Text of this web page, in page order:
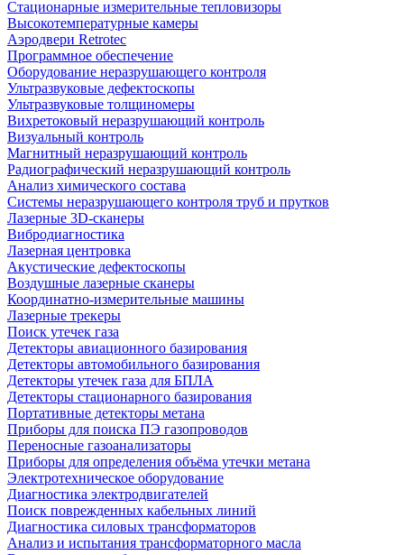
Стационарные измерительные тепловизоры
Высокотемпературные камеры
Аэродвери Retrotec
Программное обеспечение
Оборудование неразрушающего контроля
Ультразвуковые дефектоскопы
Ультразвуковые толщиномеры
Вихретоковый неразрушающий контроль
Визуальный контроль
Магнитный неразрушающий контроль
Радиографический неразрушающий контроль
Анализ химического состава
Системы неразрушающего контроля труб и прутков
Лазерные 3D-сканеры
Вибродиагностика
Лазерная центровка
Акустические дефектоскопы
Воздушные лазерные сканеры
Координатно-измерительные машины
Лазерные трекеры
Поиск утечек газа
Детекторы авиационного базирования
Детекторы автомобильного базирования
Детекторы утечек газа для БПЛА
Детекторы стационарного базирования
Портативные детекторы метана
Приборы для поиска ПЭ газопроводов
Переносные газоанализаторы
Приборы для определения объёма утечки метана
Электротехническое оборудование
Диагностика электродвигателей
Поиск поврежденных кабельных линий
Диагностика силовых трансформаторов
Анализ и испытания трансформаторного масла